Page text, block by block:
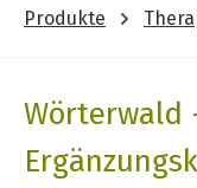
Produkte
Wörterwald